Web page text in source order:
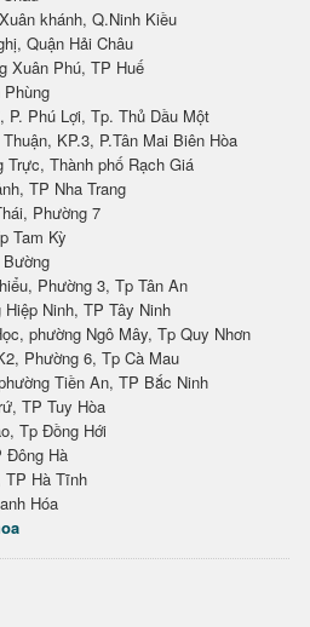
khánh, Q.Ninh Kiều
Quận Hải Châu
Xuân Phú, TP Huế
P. Phú Lợi, Tp. Thủ Dầu Một
KP.3, P.Tân Mai Biên Hòa
Trực, Thành phố Rạch Giá
TP Nha Trang
Phường 7
Tam Kỳ
Phường 3, Tp Tân An
Ninh, TP Tây Ninh
phường Ngô Mây, Tp Quy Nhơn
Phường 6, Tp Cà Mau
Tiền An, TP Bắc Ninh
TP Tuy Hòa
Tp Đồng Hới
Đông Hà
TP Hà Tĩnh
Hóa